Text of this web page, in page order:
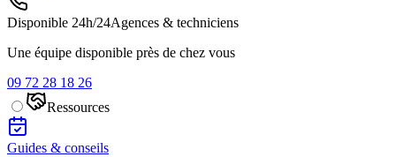
Disponible 24h/24Agences & techniciens
Une équipe disponible près de chez vous
09 72 28 18 26
Ressources
Guides & conseils